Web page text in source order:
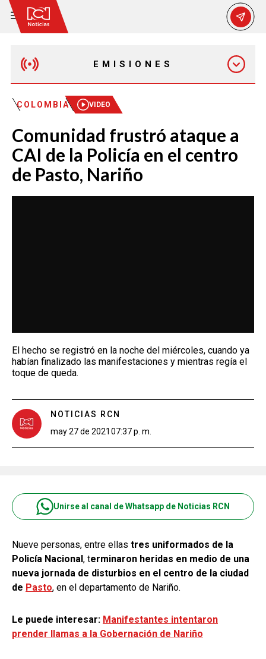
EMISIONES
EMISIÓN 12:30 PM
EMISIÓN 7:00 PM
COLOMBIA VIDEO
Comunidad frustró ataque a
CAI de la Policía en el centro
de Pasto, Nariño
El hecho se registró en la noche del miércoles, cuando ya
habían finalizado las manifestaciones y mientras regía el
toque de queda.
NOTICIAS RCN
may 27 de 2021 07:37 p. m.
Unirse al canal de Whatsapp de Noticias RCN
Nueve personas, entre ellas tres uniformados de la
Policía Nacional, terminaron heridas en medio de una
nueva jornada de disturbios en el centro de la ciudad
de Pasto, en el departamento de Nariño.
Le puede interesar: Manifestantes intentaron
prender llamas a la Gobernación de Nariño